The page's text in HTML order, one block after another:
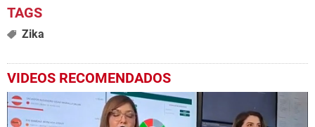
Zika
VIDEOS RECOMENDADOS